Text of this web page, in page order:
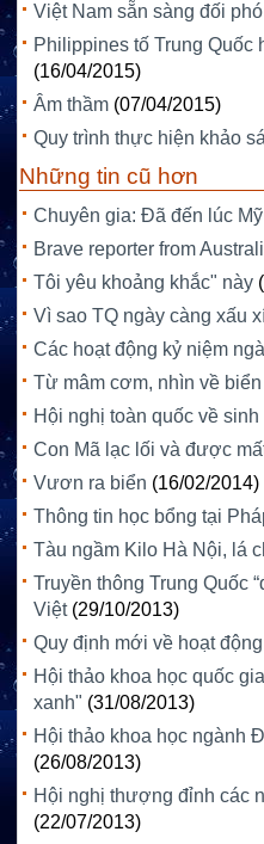
Việt Nam sẵn sàng đối
Philippines tố Trung
(16/04/2015)
Âm thầm (07/04/2015)
Quy trình thực hiện khảo
Những tin cũ hơn
Chuyên gia: Đã đến lúc
Brave reporter from
Tôi yêu khoảng khắc" này
Vì sao TQ ngày càng xấu
Các hoạt động kỷ niệm
Từ mâm cơm, nhìn về
Hội nghị toàn quốc về
Con Mã lạc lối và được
Vươn ra biển (16/02/2014)
Thông tin học bổng tại
Tàu ngầm Kilo Hà Nội, lá
Truyền thông Trung Quốc
Việt (29/10/2013)
Quy định mới về hoạt
Hội thảo khoa học quốc
xanh" (31/08/2013)
Hội thảo khoa học ngành
(26/08/2013)
Hội nghị thượng đỉnh các
(22/07/2013)